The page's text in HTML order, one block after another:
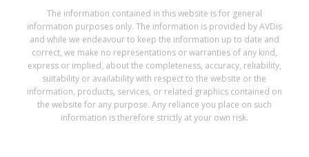
The information contained in this website is for general
information purposes only. The information is provided by AVDis
and while we endeavour to keep the information up to date and
correct, we make no representations or warranties of any kind,
express or implied, about the completeness, accuracy, reliability,
suitability or availability with respect to the website or the
information, products, services, or related graphics contained on
the website for any purpose. Any reliance you place on such
information is therefore strictly at your own risk.